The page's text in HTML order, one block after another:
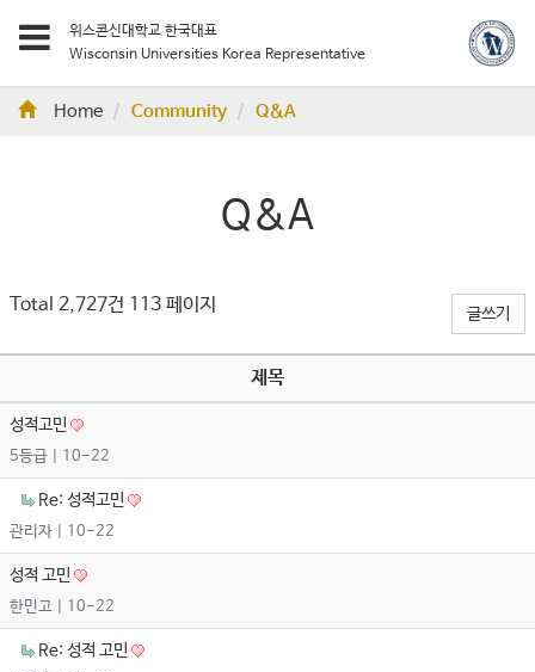
위스콘신대학교 한국대표
Wisconsin Universities Korea Representative
Home Community Q&A
Q&A
Total 2,727건 113 페이지 글쓰기
제목
성적고민
5등급 | 10-22
Re: 성적고민
관리자 | 10-22
성적 고민
한민고 | 10-22
Re: 성적 고민